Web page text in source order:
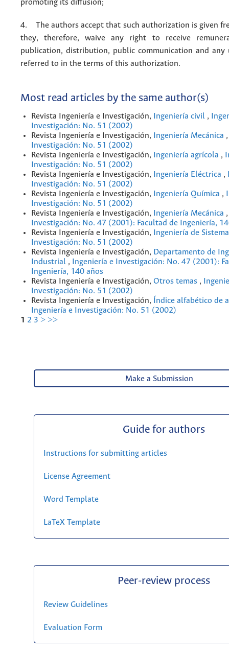
promoting its diffusion;
4. The authors accept that such authorization is given
they, therefore, waive any right to receive
publication, distribution, public communication and any
referred to in the terms of this authorization.
Most read articles by the same author(s)
Revista Ingeniería e Investigación, Ingeniería civil ,
Investigación: No. 51 (2002)
Revista Ingeniería e Investigación,
Ingeniería Mecánica
Investigación: No. 51 (2002)
Revista Ingeniería e Investigación,
Ingeniería agrícola ,
Investigación: No. 51 (2002)
Revista Ingeniería e Investigación,
Ingeniería Eléctrica ,
Investigación: No. 51 (2002)
Revista Ingeniería e Investigación,
Ingeniería Química ,
Investigación: No. 51 (2002)
Revista Ingeniería e Investigación,
Ingeniería Mecánica
Investigación: No. 47 (2001): Facultad de Ingeniería,
Revista Ingeniería e Investigación,
Ingeniería de
Investigación: No. 51 (2002)
Revista Ingeniería e Investigación, Departamento de
Industrial ,
Ingeniería e Investigación: No. 47 (2001):
Ingeniería, 140 años
Revista Ingeniería e Investigación, Otros temas ,
Investigación: No. 51 (2002)
Revista Ingeniería e Investigación,
Índice alfabético de
Ingeniería e Investigación: No. 51 (2002)
1 2 3 > >>
Make a Submission
Guide for authors
Instructions for submitting articles
License Agreement
Word Template
LaTeX Template
Peer-review process
Review Guidelines
Evaluation Form